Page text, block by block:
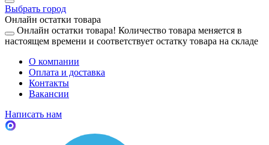
Выбрать город
Онлайн остатки товара
Онлайн остатки товара! Количество товара меняется в
настоящем времени и соответствует остатку товара на складе
О компании
Оплата и доставка
Контакты
Вакансии
Написать нам